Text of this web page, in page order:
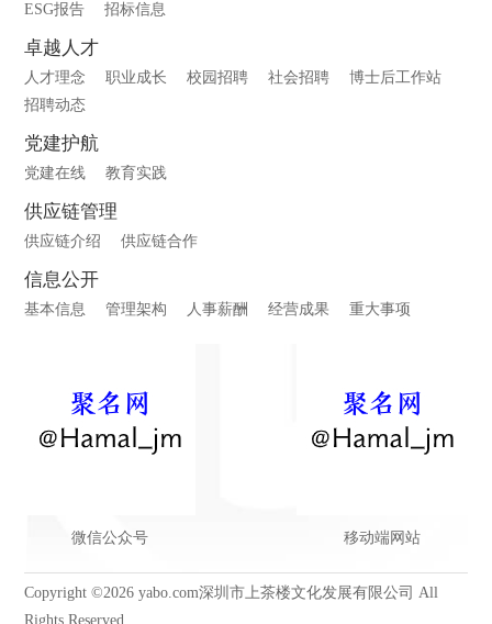
ESG报告 招标信息
卓越人才
人才理念 职业成长 校园招聘 社会招聘
博士后工作站
招聘动态
党建护航
党建在线 教育实践
供应链管理
供应链介绍 供应链合作
信息公开
基本信息 管理架构 人事薪酬 经营成果 重大事项
微信公众号 移动端网站
Copyright ©2026 yabo.com深圳市上茶楼文化发展有限公司 All
Rights Reserved